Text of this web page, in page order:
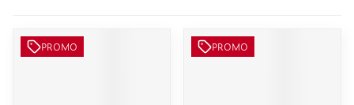
PROMO PROMO